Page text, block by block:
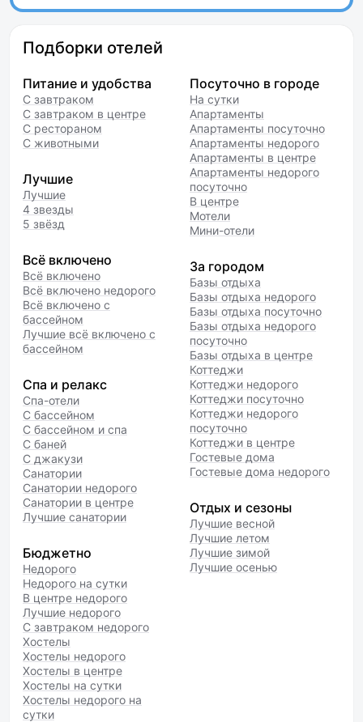
Подборки отелей
Питание и удобства
С завтраком
С завтраком в центре
С рестораном
С животными
Лучшие
Лучшие
4 звезды
5 звёзд
Всё включено
Всё включено
Всё включено недорого
Всё включено с
бассейном
Лучшие всё включено с
бассейном
Спа и релакс
Спа-отели
С бассейном
С бассейном и спа
С баней
С джакузи
Санатории
Санатории недорого
Санатории в центре
Лучшие санатории
Бюджетно
Недорого
Недорого на сутки
В центре недорого
Лучшие недорого
С завтраком недорого
Хостелы
Хостелы недорого
Хостелы в центре
Хостелы на сутки
Хостелы недорого на
сутки
Посуточно в городе
На сутки
Апартаменты
Апартаменты посуточно
Апартаменты недорого
Апартаменты в центре
Апартаменты недорого
посуточно
В центре
Мотели
Мини-отели
За городом
Базы отдыха
Базы отдыха недорого
Базы отдыха посуточно
Базы отдыха недорого
посуточно
Базы отдыха в центре
Коттеджи
Коттеджи недорого
Коттеджи посуточно
Коттеджи недорого
посуточно
Коттеджи в центре
Гостевые дома
Гостевые дома недорого
Отдых и сезоны
Лучшие весной
Лучшие летом
Лучшие зимой
Лучшие осенью